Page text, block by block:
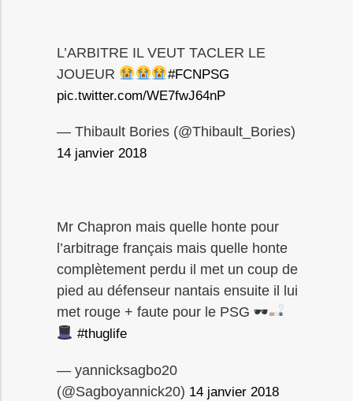
L’ARBITRE IL VEUT TACLER LE
JOUEUR
#FCNPSG
pic.twitter.com/WE7fwJ64nP
— Thibault Bories (@Thibault_Bories)
14 janvier 2018
Mr Chapron mais quelle honte pour
l’arbitrage français mais quelle honte
complètement perdu il met un coup de
pied au défenseur nantais ensuite il lui
met rouge + faute pour le PSG 🕶
#thuglife
— yannicksagbo20
(@Sagboyannick20) 14 janvier 2018